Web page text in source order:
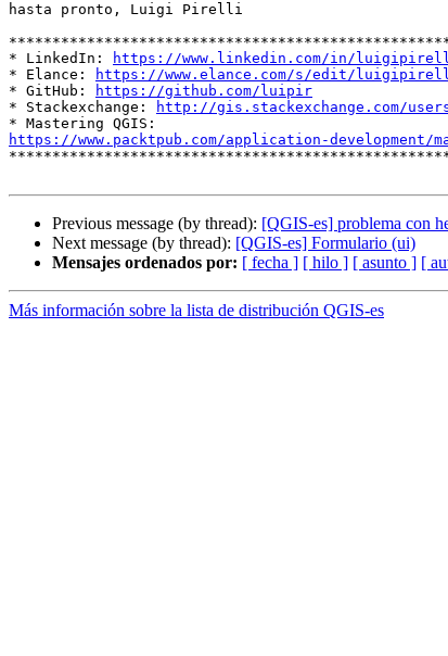
hasta pronto, Luigi Pirelli
* LinkedIn:
https://www.linkedin.com/in/
* Elance:
https://www.elance.com/s/edit/
* GitHub:
https://github.com/luipir
* Stackexchange:
http://gis.stackexchange.com/
https://www.packtpub.com/application-development/
Previous message (by thread): [QGIS-es] problema con
Next message (by thread): [QGIS-es] Formulario (ui)
Mensajes ordenados por: [ fecha ] [ hilo ] [ asunto ] [
Más información sobre la lista de distribución QGIS-es